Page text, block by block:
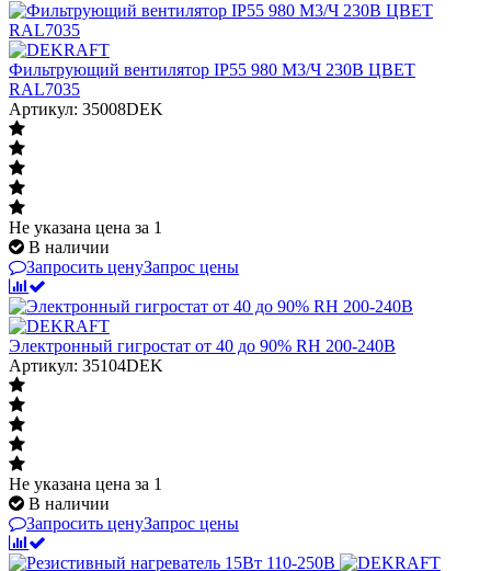
Фильтрующий вентилятор IP55 980 M3/Ч 230В ЦВЕТ
RAL7035
Артикул: 35008DEK
Не указана цена за 1
В наличии
Запросить ценуЗапрос цены
Электронный гигростат от 40 до 90% RH 200-240В
Артикул: 35104DEK
Не указана цена за 1
В наличии
Запросить ценуЗапрос цены